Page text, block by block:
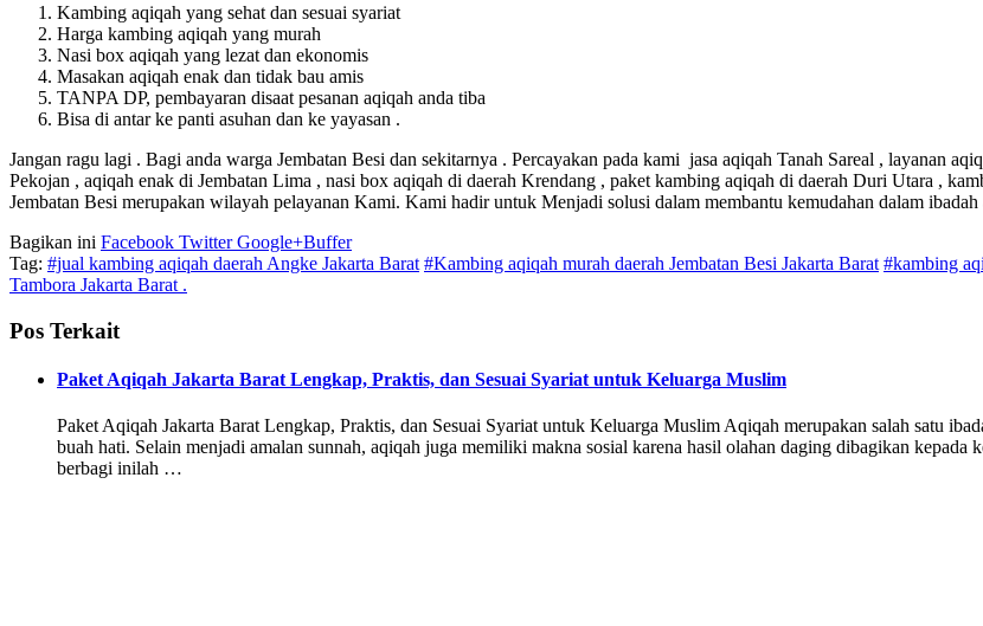
Kambing aqiqah yang sehat dan sesuai syariat
Harga kambing aqiqah yang murah
Nasi box aqiqah yang lezat dan ekonomis
Masakan aqiqah enak dan tidak bau amis
TANPA DP, pembayaran disaat pesanan aqiqah anda tiba
Bisa di antar ke panti asuhan dan ke yayasan .
Jangan ragu lagi . Bagi anda warga Jembatan Besi dan sekitarnya . Percayakan pada kami jasa aqiqah Tanah Sareal , layanan
Pekojan , aqiqah enak di Jembatan Lima , nasi box aqiqah di daerah Krendang , paket kambing aqiqah di daerah Duri Utara ,
Jembatan Besi merupakan wilayah pelayanan Kami. Kami hadir untuk Menjadi solusi dalam membantu kemudahan dalam
Bagikan ini Facebook TwitterGoogle+Buffer
Tag: #jual kambing aqiqah daerah Angke Jakarta Barat #Kambing aqiqah murah daerah Jembatan Besi Jakarta Barat #kambing
Tambora Jakarta Barat .
Pos Terkait
Paket Aqiqah Jakarta Barat Lengkap, Praktis, dan Sesuai Syariat untuk Keluarga Muslim
Paket Aqiqah Jakarta Barat Lengkap, Praktis, dan Sesuai Syariat untuk Keluarga Muslim Aqiqah merupakan salah satu
buah hati. Selain menjadi amalan sunnah, aqiqah juga memiliki makna sosial karena hasil olahan daging dibagikan kepada
berbagi inilah …